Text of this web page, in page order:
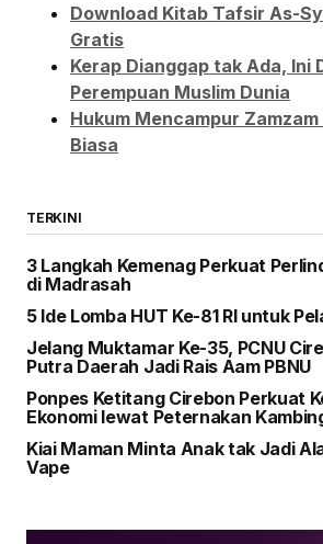
Download Kitab Tafsir As-
Gratis
Kerap Dianggap tak Ada, Ini
Perempuan Muslim Dunia
Hukum Mencampur
Biasa
TERKINI
3 Langkah Kemenag Perkuat
di Madrasah
5 Ide Lomba HUT Ke-81 RI untuk
Jelang Muktamar Ke-35, PCNU
Putra Daerah Jadi Rais Aam PBNU
Ponpes Ketitang Cirebon Perkuat
Ekonomi lewat Peternakan
Kiai Maman Minta Anak tak Jadi
Vape